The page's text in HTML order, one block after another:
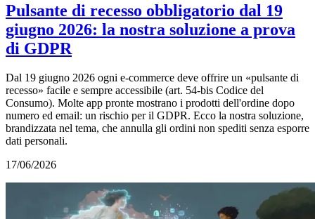
Pulsante di recesso obbligatorio dal 19
giugno 2026: la nostra soluzione a prova
di GDPR
Dal 19 giugno 2026 ogni e-commerce deve offrire un «pulsante di
recesso» facile e sempre accessibile (art. 54-bis Codice del
Consumo). Molte app pronte mostrano i prodotti dell'ordine dopo
numero ed email: un rischio per il GDPR. Ecco la nostra soluzione,
brandizzata nel tema, che annulla gli ordini non spediti senza esporre
dati personali.
17/06/2026